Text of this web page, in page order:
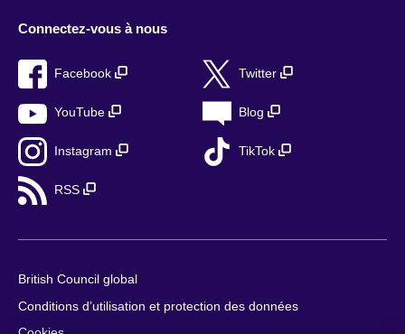
Connectez-vous à nous
Facebook Twitter
YouTube Blog
Instagram TikTok
RSS
British Council global
Conditions d’utilisation et protection des données